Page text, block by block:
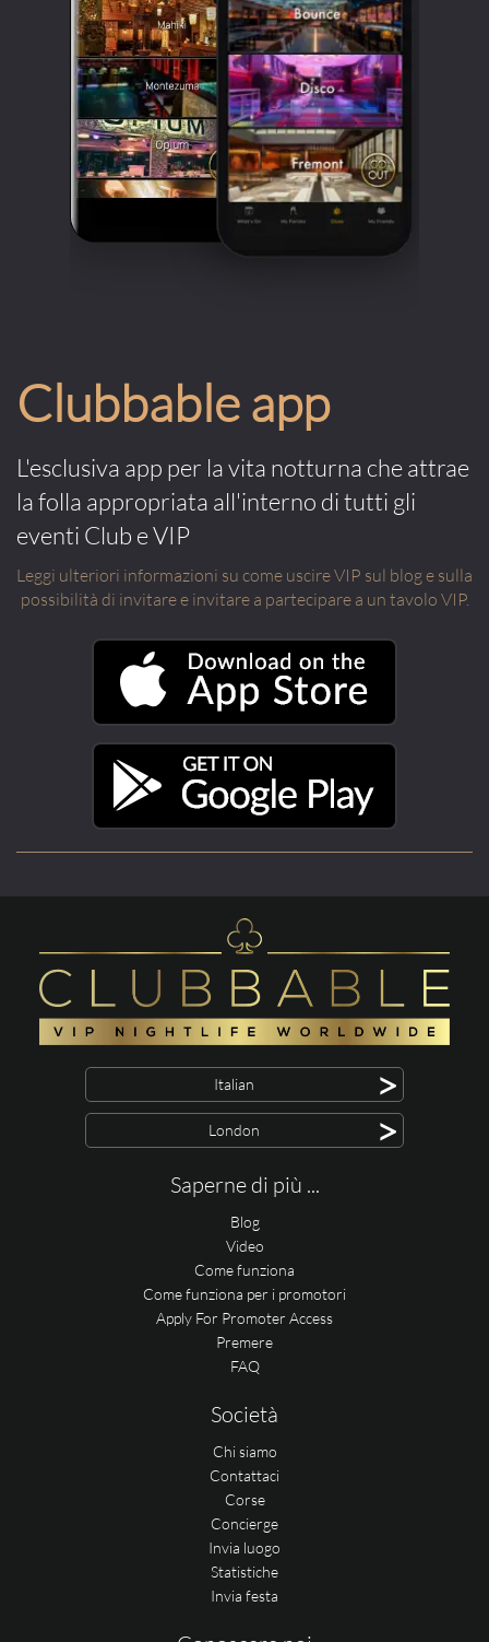
Clubbable app
L'esclusiva app per la vita notturna che attrae
la folla appropriata all'interno di tutti gli
eventi Club e VIP
Leggi ulteriori informazioni su come uscire VIP sul blog e sulla
possibilità di invitare e invitare a partecipare a un tavolo VIP.
Italian >
London >
Saperne di più ...
Blog
Video
Come funziona
Come funziona per i promotori
Apply For Promoter Access
Premere
FAQ
Società
Chi siamo
Contattaci
Corse
Concierge
Invia luogo
Statistiche
Invia festa